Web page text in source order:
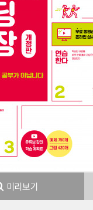
미리보기